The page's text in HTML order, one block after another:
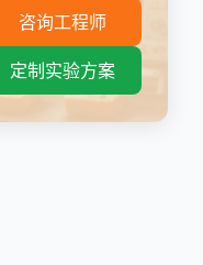
咨询工程师
定制实验方案